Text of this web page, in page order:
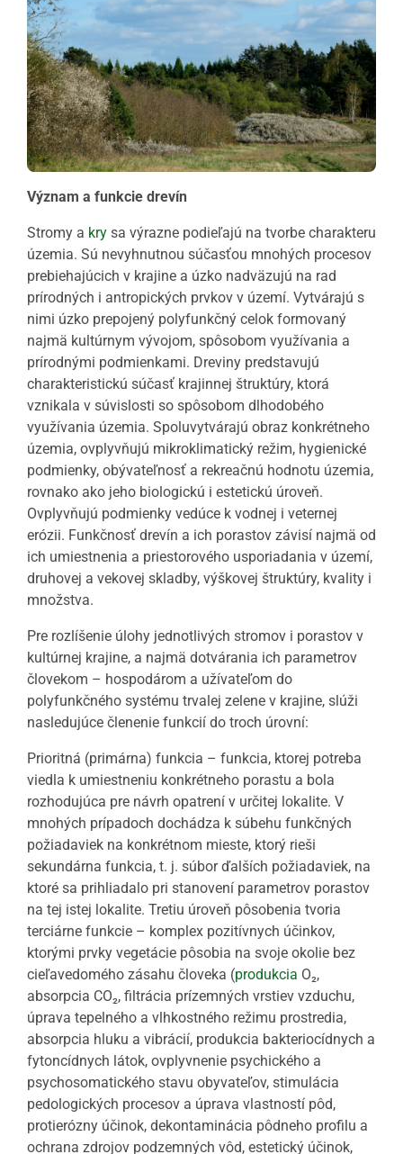
Význam a funkcie drevín
Stromy a kry sa výrazne podieľajú na tvorbe charakteru
územia. Sú nevyhnutnou súčasťou mnohých procesov
prebiehajúcich v krajine a úzko nadväzujú na rad
prírodných i antropických prvkov v území. Vytvárajú s
nimi úzko prepojený polyfunkčný celok formovaný
najmä kultúrnym vývojom, spôsobom využívania a
prírodnými podmienkami. Dreviny predstavujú
charakteristickú súčasť krajinnej štruktúry, ktorá
vznikala v súvislosti so spôsobom dlhodobého
využívania územia. Spoluvytvárajú obraz konkrétneho
územia, ovplyvňujú mikroklimatický režim, hygienické
podmienky, obývateľnosť a rekreačnú hodnotu územia,
rovnako ako jeho biologickú i estetickú úroveň.
Ovplyvňujú podmienky vedúce k vodnej i veternej
erózii. Funkčnosť drevín a ich porastov závisí najmä od
ich umiestnenia a priestorového usporiadania v území,
druhovej a vekovej skladby, výškovej štruktúry, kvality i
množstva.
Pre rozlíšenie úlohy jednotlivých stromov i porastov v
kultúrnej krajine, a najmä dotvárania ich parametrov
človekom – hospodárom a užívateľom do
polyfunkčného systému trvalej zelene v krajine, slúži
nasledujúce členenie funkcií do troch úrovní:
Prioritná (primárna) funkcia – funkcia, ktorej potreba
viedla k umiestneniu konkrétneho porastu a bola
rozhodujúca pre návrh opatrení v určitej lokalite. V
mnohých prípadoch dochádza k súbehu funkčných
požiadaviek na konkrétnom mieste, ktorý rieši
sekundárna funkcia, t. j. súbor ďalších požiadaviek, na
ktoré sa prihliadalo pri stanovení parametrov porastov
na tej istej lokalite. Tretiu úroveň pôsobenia tvoria
terciárne funkcie – komplex pozitívnych účinkov,
ktorými prvky vegetácie pôsobia na svoje okolie bez
cieľavedomého zásahu človeka (produkcia O₂,
absorpcia CO₂, filtrácia prízemných vrstiev vzduchu,
úprava tepelného a vlhkostného režimu prostredia,
absorpcia hluku a vibrácií, produkcia bakteriocídnych a
fytoncídnych látok, ovplyvnenie psychického a
psychosomatického stavu obyvateľov, stimulácia
pedologických procesov a úprava vlastností pôd,
protierózny účinok, dekontaminácia pôdneho profilu a
ochrana zdrojov podzemných vôd, estetický účinok,